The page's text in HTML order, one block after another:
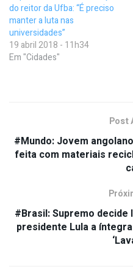
do reitor da Ufba: “É preciso
manter a luta nas
universidades”
19 abril 2018 - 11h34
Em "Cidades"
Post
#Mundo: Jovem
feita com materiais
#Brasil: Supremo
presidente Lula a